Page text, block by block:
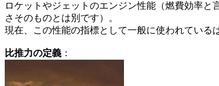
ロケットやジェットのエンジン性能（燃費効率と
さそのものとは別です）。
現在、この性能の指標として一般に使われている
比推力の定義 ：